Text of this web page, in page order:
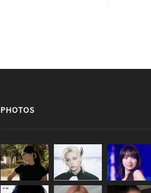
PHOTOS